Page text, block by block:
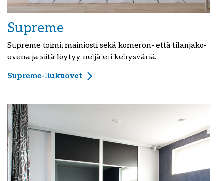
Supreme
Supreme toimii mainiosti sekä komeron- että tilanjako-
ovena ja siitä löytyy neljä eri kehysväriä.
Supreme-liukuovet